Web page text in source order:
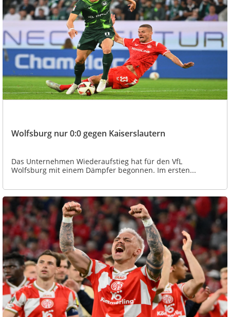
Wolfsburg nur 0:0 gegen Kaiserslautern
Das Unternehmen Wiederaufstieg hat für den VfL
Wolfsburg mit einem Dämpfer begonnen. Im ersten...